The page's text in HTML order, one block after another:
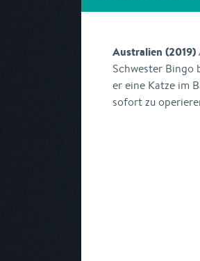
Australien (2019)
Schwester Bingo
er eine Katze im
sofort zu